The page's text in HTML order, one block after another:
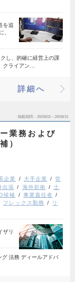
を追
、
し、的確に経営上の課
クライアン…
詳細へ
掲載期間 26/08/02～26/08/15
業務および
）
企業 大手企業
管
出張 海外折衝
土
候補
事業責任者
フレックス勤務
リ
ザリ
法務 ディールアドバ